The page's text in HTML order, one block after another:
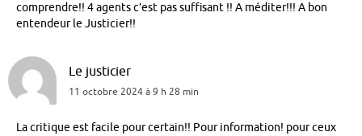
comprendre!! 4 agents c’est pas suffisant !! A méditer!!! A bon
entendeur le Justicier!!
Le justicier
11 octobre 2024 à 9 h 28 min
La critique est facile pour certain!! Pour information! pour ceux